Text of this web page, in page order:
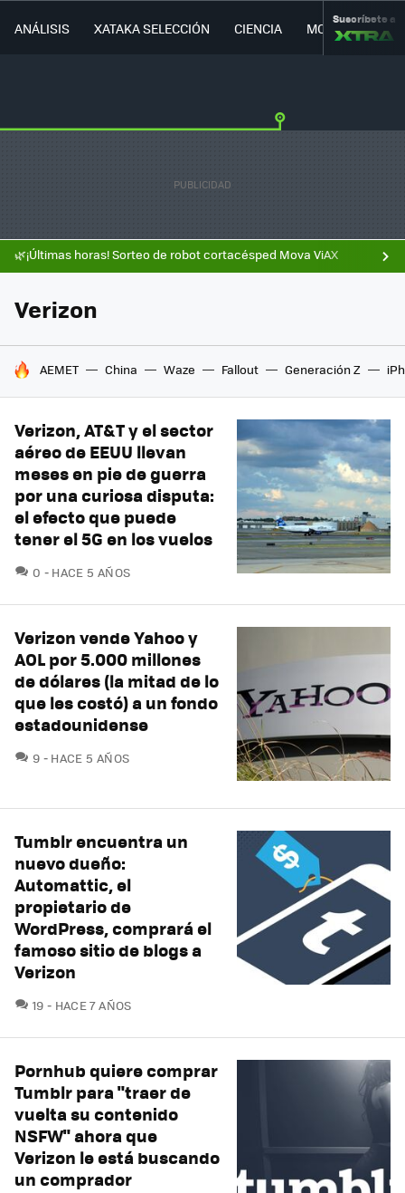
ANÁLISIS XATAKA SELECCIÓN CIENCIA MOVILIDAD
Suscríbete a
🌿¡Últimas horas! Sorteo de robot cortacésped Mova ViAX
Verizon
HOY SE HABLA DE
AEMET China Waze Fallout Generación Z
Verizon, AT&T y el sector
aéreo de EEUU llevan
meses en pie de guerra
por una curiosa disputa:
el efecto que puede
tener el 5G en los vuelos
0 COMENTARIOS
HACE 5 AÑOS
Verizon vende Yahoo y
AOL por 5.000 millones
de dólares (la mitad de lo
que les costó) a un fondo
estadounidense
9 COMENTARIOS
HACE 5 AÑOS
Tumblr encuentra un
nuevo dueño:
Automattic, el
propietario de
WordPress, comprará el
famoso sitio de blogs a
Verizon
19 COMENTARIOS
HACE 7 AÑOS
Pornhub quiere comprar
Tumblr para "traer de
vuelta su contenido
NSFW" ahora que
Verizon le está buscando
un comprador